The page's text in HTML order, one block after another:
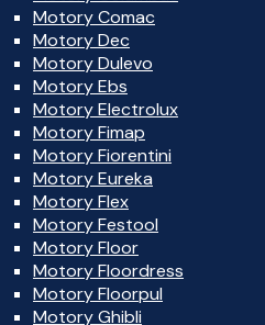
Motory Comac
Motory Dec
Motory Dulevo
Motory Ebs
Motory Electrolux
Motory Fimap
Motory Fiorentini
Motory Eureka
Motory Flex
Motory Festool
Motory Floor
Motory Floordress
Motory Floorpul
Motory Ghibli